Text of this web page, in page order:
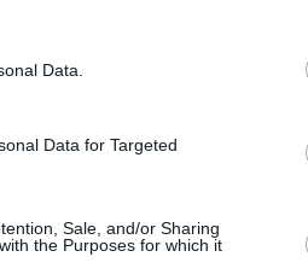
Data.
Data for Targeted
Sale, and/or Sharing
the Purposes for which it
- Ποιος ήταν ο
ερωτευμένων
θερμοκρασίας σήμερα -